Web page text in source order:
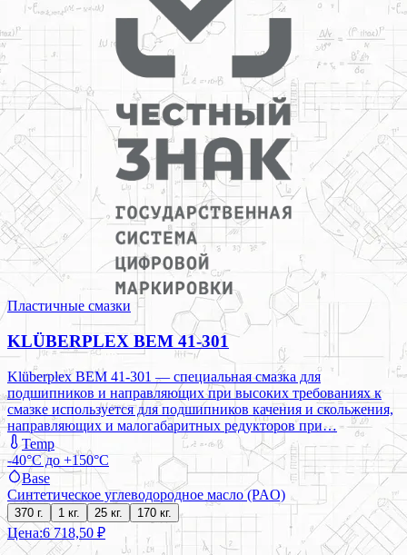
Пластичные смазки
KLÜBERPLEX BEM 41-301
Klüberplex BEM 41-301 — специальная смазка для
подшипников и направляющих при высоких требованиях к
смазке используется для подшипников качения и скольжения,
направляющих и малогабаритных редукторов при…
Temp
-40°C до +150°C
Base
Синтетическое углеводородное масло (PAO)
370 г. 1 кг. 25 кг. 170 кг.
Цена:6 718,50 ₽